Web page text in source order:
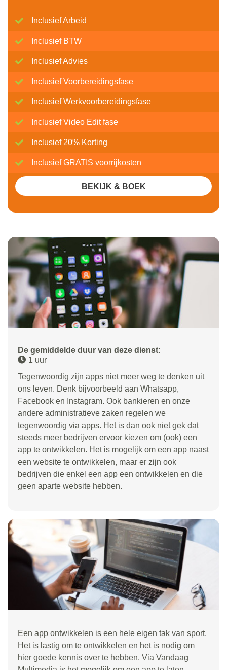
De gemiddelde duur van deze dienst:
1 uur
Tegenwoordig zijn apps niet meer weg te denken uit
ons leven. Denk bijvoorbeeld aan Whatsapp,
Facebook en Instagram. Ook bankieren en onze
andere administratieve zaken regelen we
tegenwoordig via apps. Het is dan ook niet gek dat
steeds meer bedrijven ervoor kiezen om (ook) een
app te ontwikkelen. Het is mogelijk om een app naast
een website te ontwikkelen, maar er zijn ook
bedrijven die enkel een app een ontwikkelen en die
geen aparte website hebben.
Inclusief Arbeid
Inclusief BTW
Inclusief Advies
Inclusief Voorbereidingsfase
Inclusief Werkvoorbereidingsfase
Inclusief Video Edit fase
Inclusief 20% Korting
Inclusief GRATIS voorrijkosten
BEKIJK & BOEK
Een app ontwikkelen is een hele eigen tak van sport.
Het is lastig om te ontwikkelen en het is nodig om
hier goede kennis over te hebben. Via Vandaag